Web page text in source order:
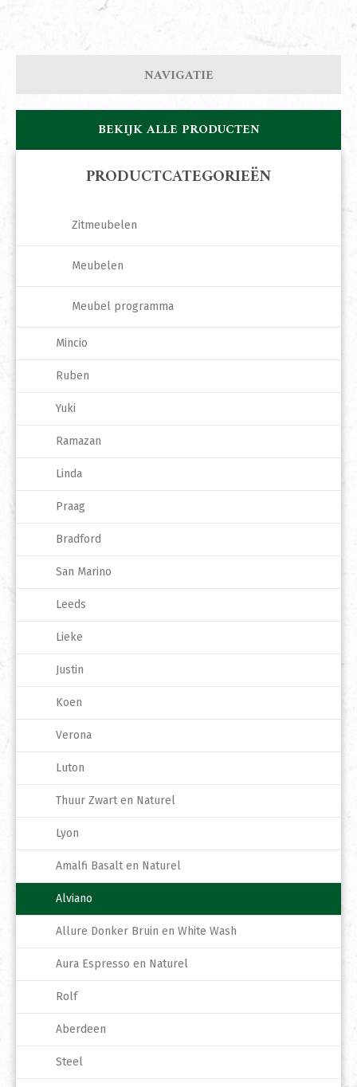
NAVIGATIE
BEKIJK ALLE PRODUCTEN
PRODUCTCATEGORIEËN
Zitmeubelen
Meubelen
Meubel programma
Mincio
Ruben
Yuki
Ramazan
Linda
Praag
Bradford
San Marino
Leeds
Lieke
Justin
Koen
Verona
Luton
Thuur Zwart en Naturel
Lyon
Amalfi Basalt en Naturel
Alviano
Allure Donker Bruin en White Wash
Aura Espresso en Naturel
Rolf
Aberdeen
Steel